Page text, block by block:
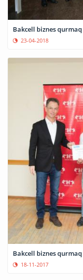
Bakcell biznes
23-04-2018
Bakcell biznes
18-11-2017